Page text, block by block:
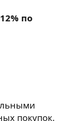
по
покупок.